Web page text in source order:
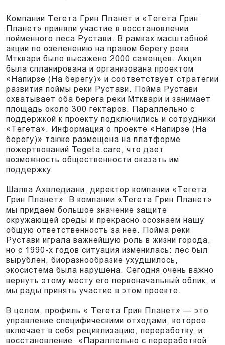
Компании Тегета Грин Планет и «Тегета Грин
Планет» приняли участие в восстановлении
пойменного леса Рустави. В рамках масштабной
акции по озеленению на правом берегу реки
Мтквари было высажено 2000 саженцев. Акция
была спланирована и организована проектом
«Напирзе (На берегу)» и соответствует стратегии
развития поймы реки Рустави. Пойма Рустави
охватывает оба берега реки Мтквари и занимает
площадь около 300 гектаров. Параллельно с
поддержкой к проекту подключились и сотрудники
«Тегета». Информация о проекте «Напирзе (На
берегу)» также размещена на платформе
пожертвований Tegeta.care, что дает
возможность общественности оказать им
поддержку.
Шалва Ахвледиани, директор компании «Тегета
Грин Планет»: В компании «Тегета Грин Планет»
мы придаем большое значение защите
окружающей среды и прекрасно осознаем нашу
общую ответственность за нее. Пойма реки
Рустави играла важнейшую роль в жизни города,
но с 1990-х годов ситуация изменилась: лес был
вырублен, биоразнообразие ухудшилось,
экосистема была нарушена. Сегодня очень важно
вернуть этому месту его первоначальный облик, и
мы рады принять участие в этом проекте.
В целом, профиль « Тегета Грин Планет» — это
управление специфическими отходами, которое
включает в себя рециклизацию, переработку, и
восстановление. «Параллельно с переработкой